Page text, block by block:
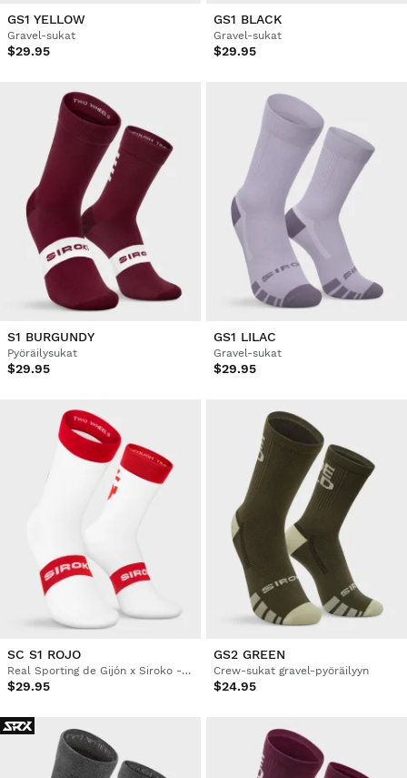
GS1 YELLOW
Gravel-sukat
$29.95
GS1 BLACK
Gravel-sukat
$29.95
S1 BURGUNDY
Pyöräilysukat
$29.95
GS1 LILAC
Gravel-sukat
$29.95
SC S1 ROJO
Real Sporting de Gijón x Siroko -pyöräilysukat
$29.95
GS2 GREEN
Crew-sukat gravel-pyöräilyyn
$24.95